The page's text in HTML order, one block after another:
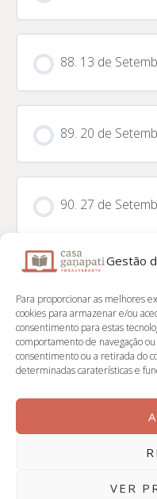
Gestão
Para proporcionar as melhores
cookies para armazenar e/ou
consentimento para estas
comportamento de navegação
consentimento ou a retirada do
determinadas caraterísticas e
VER
88. 13 de
89. 20 de
90. 27 de
📌
Copyright Casa